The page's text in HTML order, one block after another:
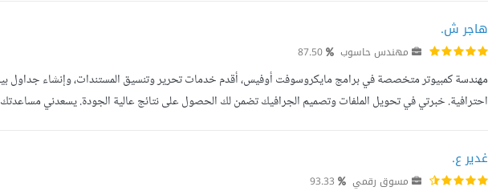
هاجر ش.
مهندس حاسوب 87.50
مهندسة كمبيوتر متخصصة في برامج مايكروسوفت أوفيس، أقدم خدمات تحرير وتنسيق المستندات، وإنشاء جداول
احترافية. خبرتي في تحويل الملفات وتصميم الجرافيك تضمن لك الحصول على نتائج عالية الجودة. يسعدني
غدير ع.
مسوق رقمي